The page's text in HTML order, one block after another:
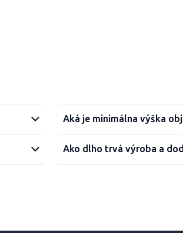
Aká je minimálna výška
Ako dlho trvá výroba a